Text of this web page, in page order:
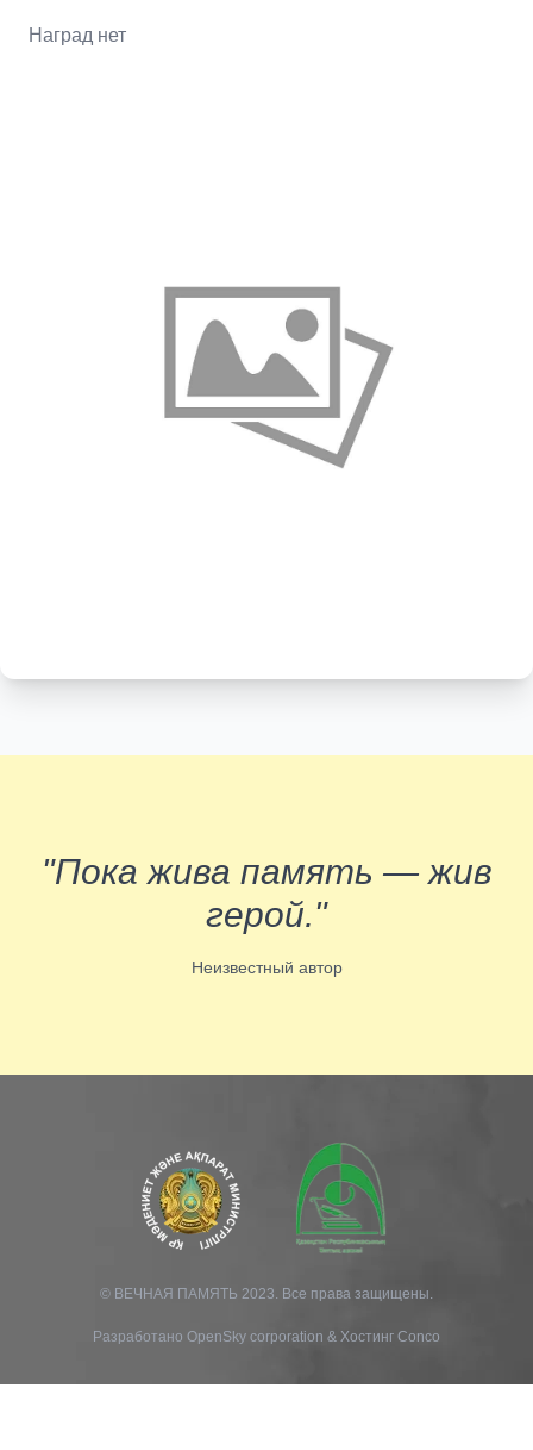
Наград нет
"Пока жива память — жив
герой."
Неизвестный автор
© ВЕЧНАЯ ПАМЯТЬ 2023. Все права защищены.
Разработано OpenSky corporation & Хостинг Conco